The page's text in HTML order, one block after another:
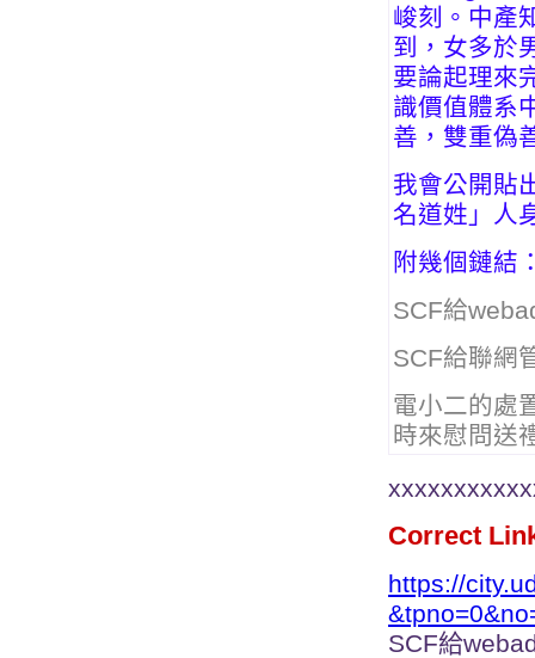
峻刻。中產
到，女多於
要論起理來
識價值體系
善，雙重偽
我會公開貼
名道姓」人
附幾個鏈結
SCF給
SCF給聯網
電小二的處
時來慰問送
Correct
https://
SCF給